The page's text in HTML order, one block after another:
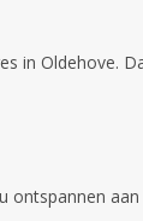
in Oldehove.